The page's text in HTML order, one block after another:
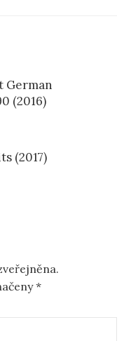
German
(2016)
(2017)
*